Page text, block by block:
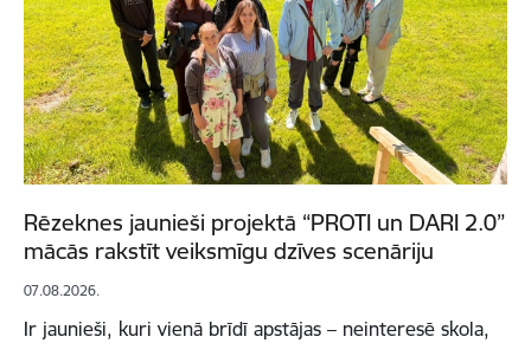
Rēzeknes jaunieši projektā “PROTI un DARI 2.0”
mācās rakstīt veiksmīgu dzīves scenāriju
07.08.2026.
Ir jaunieši, kuri vienā brīdī apstājas – neinteresē skola,